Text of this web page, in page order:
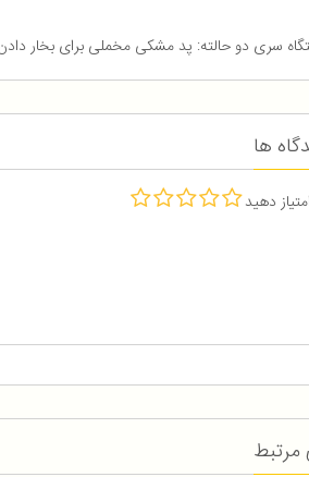
سری دو حالته: پد مشکی مخملی برای بخار
ها
دهید